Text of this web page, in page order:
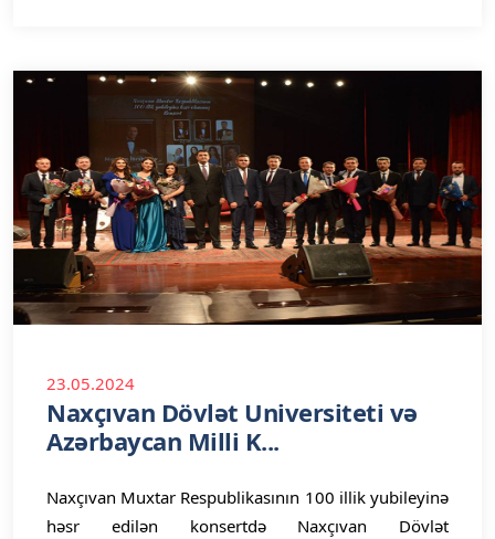
23.05.2024
Naxçıvan Dövlət Universiteti və
Azərbaycan Milli K...
Naxçıvan Muxtar Respublikasının 100 illik yubileyinə
həsr edilən konsertdə Naxçıvan Dövlət